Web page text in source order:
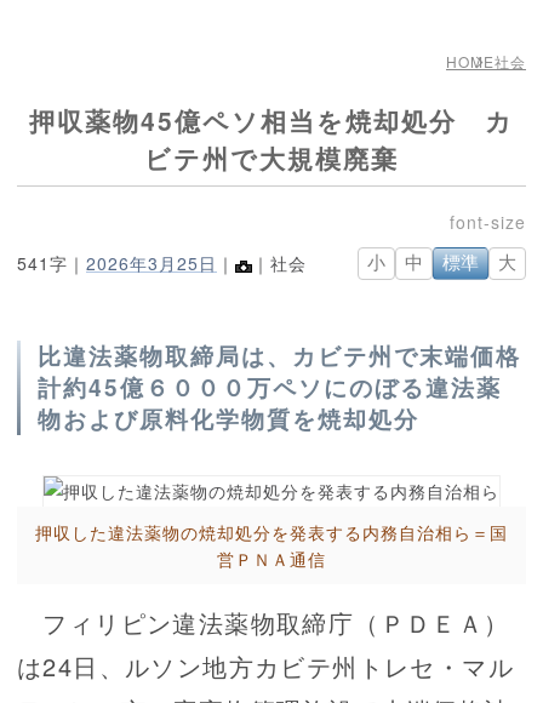
HOME社会
押収薬物45億ペソ相当を焼却処分 カ
ビテ州で大規模廃棄
541字｜ 2026年3月25日 ｜ ｜社会 小 中 標準 大
比違法薬物取締局は、カビテ州で末端価格
計約45億６０００万ペソにのぼる違法薬
物および原料化学物質を焼却処分
押収した違法薬物の焼却処分を発表する内務自治相ら＝国
営ＰＮＡ通信
フィリピン違法薬物取締庁（ＰＤＥＡ）
は24日、ルソン地方カビテ州トレセ・マル